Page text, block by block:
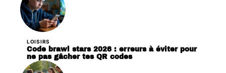
LOISIRS
Code brawl stars 2026 : erreurs à éviter pour
ne pas gâcher tes QR codes